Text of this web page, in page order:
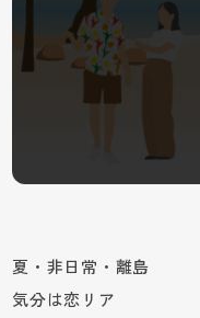
夏・非日常・離島
気分は恋リア